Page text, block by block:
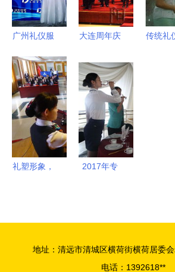
广州礼仪服
挑选指南
专业与细节
并重
大连周年庆
礼仪服务
提升仪式感
与品牌形象
传统礼
礼塑形象，
道
2017年专
地址：清远市清城区横荷街横荷居委
电话：1392618**